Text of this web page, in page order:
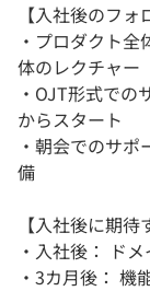
【入社後のフォ
・プロダクト
体のレクチャー
・OJT形式での
からスタート
・朝会でのサ
備
【入社後に期待
・入社後： ド
・3カ月後：